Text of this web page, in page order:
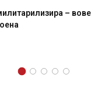
од повредите
роденденски подарок